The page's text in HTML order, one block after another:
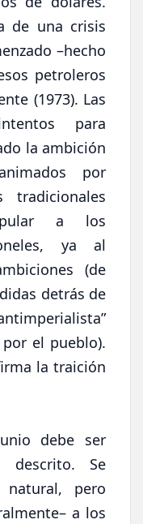
de una crisis
–hecho
petroleros
(1973). Las
para
la ambición
por
tradicionales
a los
ya al
(de
detrás de
el pueblo).
la traición
debe ser
descrito. Se
pero
a los